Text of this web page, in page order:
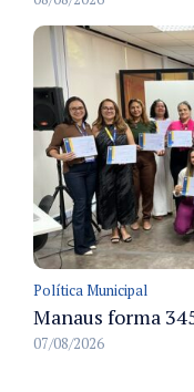
Política Municipal
07/08/2026